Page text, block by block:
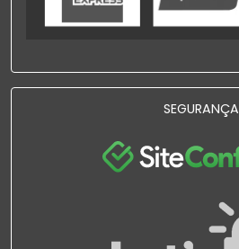
SEGURANÇA